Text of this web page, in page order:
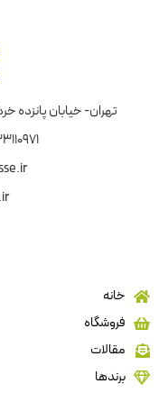
تهران- خیابان پانزده
02133110971 و
خانه
فروشگاه
مقالات
برندها